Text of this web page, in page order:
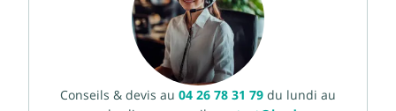
Conseils & devis au 04 26 78 31 79 du lundi au